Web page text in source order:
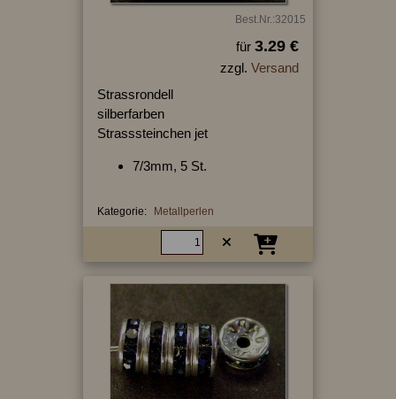
Best.Nr.:32015
für 3.29 €
zzgl. Versand
Strassrondell
silberfarben
Strasssteinchen jet
7/3mm, 5 St.
Kategorie: Metallperlen